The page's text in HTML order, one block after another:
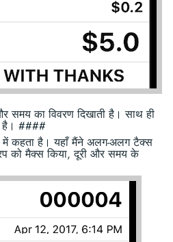
समय का विवरण दिखाती है। साथ ही
है। ####
कहता है। यहाँ मैंने अलग-अलग टैक्स
को मैक्स किया, दूरी और समय के